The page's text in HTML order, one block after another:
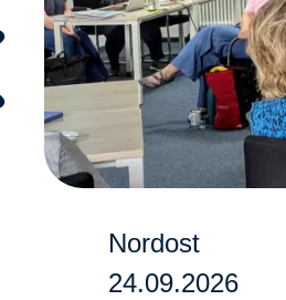
Nordost
24.09.2026